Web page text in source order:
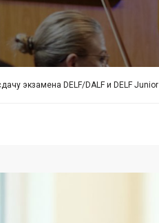
экзамена DELF/DALF и DELF Junior